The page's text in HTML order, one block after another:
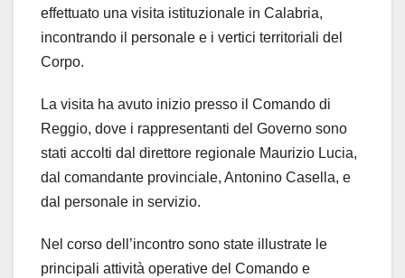
effettuato una visita istituzionale in Calabria,
incontrando il personale e i vertici territoriali del
Corpo.
La visita ha avuto inizio presso il Comando di
Reggio, dove i rappresentanti del Governo sono
stati accolti dal direttore regionale Maurizio Lucia,
dal comandante provinciale, Antonino Casella, e
dal personale in servizio.
Nel corso dell’incontro sono state illustrate le
principali attività operative del Comando e